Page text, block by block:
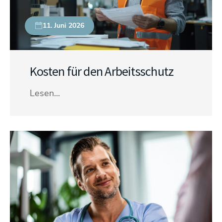
11. Juni 2026
Kosten für den Arbeitsschutz
Lesen...